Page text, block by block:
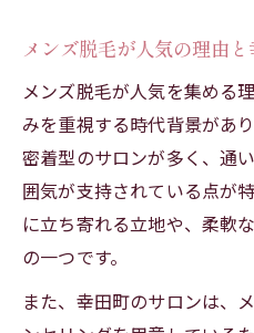
メンズ脱毛が人気の理由
メンズ脱毛が人気を集める
みを重視する時代背景があ
密着型のサロンが多く、通
囲気が支持されている点が
に立ち寄れる立地や、柔軟
の一つです。
また、幸田町のサロンは、